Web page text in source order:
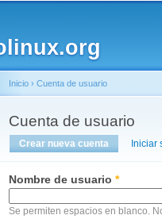
Se encuentra usted
Inicio › Cuenta de usuario
Cuenta de usuario
Solapas principales
Crear nueva cuenta (solapaIniciar
Nombre de usuario *
Se permiten espacios en blanco.